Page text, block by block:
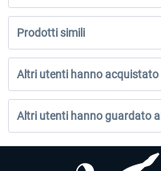
Prodotti simili
Altri utenti hanno acquistato
Altri utenti hanno guardato